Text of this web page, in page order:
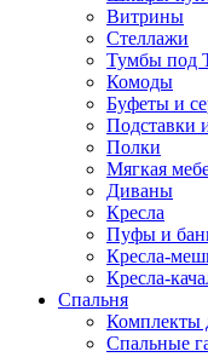
Витрины
Стеллажи
Тумбы под
Комоды
Буфеты и
Подставки
Полки
Мягкая
Диваны
Кресла
Пуфы и
Кресла-
Кресла-
Спальня
Комплекты
Спальные